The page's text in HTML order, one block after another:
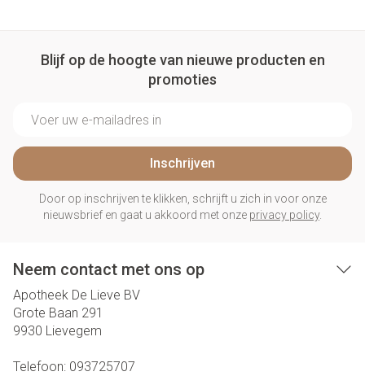
Blijf op de hoogte van nieuwe producten en
promoties
Inschrijven
Door op inschrijven te klikken, schrijft u zich in voor onze
nieuwsbrief en gaat u akkoord met onze privacy policy.
Neem contact met ons op
Apotheek De Lieve BV
Grote Baan 291
9930 Lievegem
Telefoon: 093725707